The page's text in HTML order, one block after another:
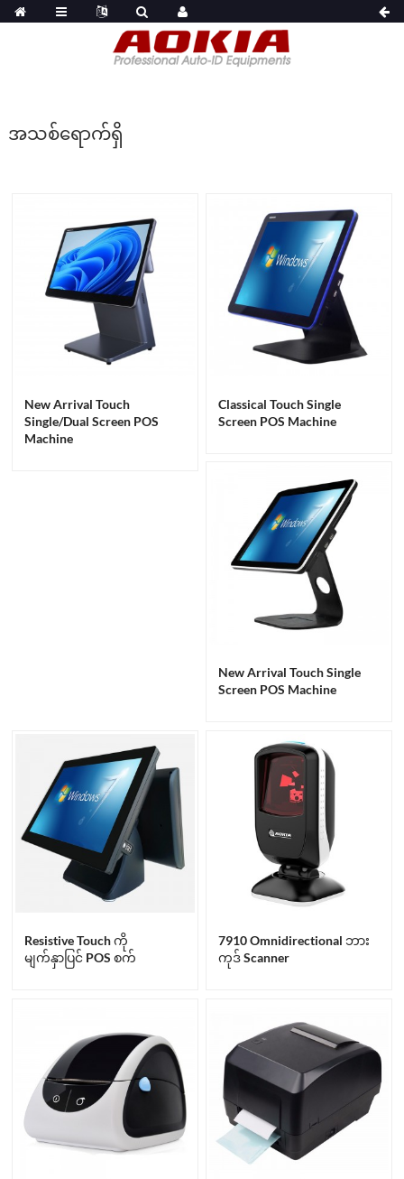
အသစ်ရောက်ရှိ
New Arrival Touch
Single/Dual Screen POS
Machine
Classical Touch Single
Screen POS Machine
New Arrival Touch Single
Screen POS Machine
Resistive Touch ကို
မျက်နှာပြင် POS စက်
7910 Omnidirectional ဘား
ကုဒ် Scanner